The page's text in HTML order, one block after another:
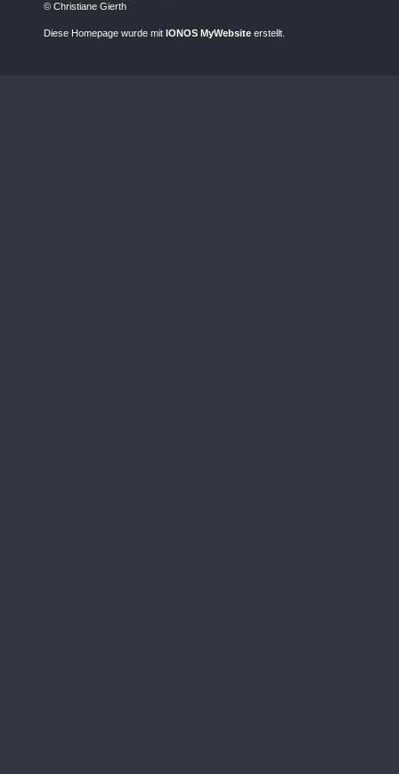
© Christiane Gierth
Diese Homepage wurde mit IONOS MyWebsite erstellt.